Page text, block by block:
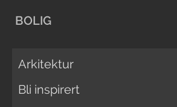
BOLIG
Arkitektur
Bli inspirert